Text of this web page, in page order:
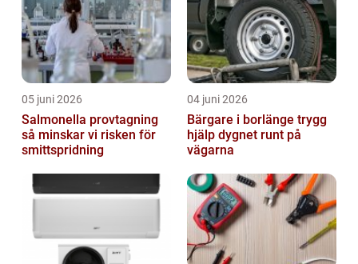
05 juni 2026
Salmonella provtagning
så minskar vi risken för
smittspridning
04 juni 2026
Bärgare i borlänge trygg
hjälp dygnet runt på
vägarna